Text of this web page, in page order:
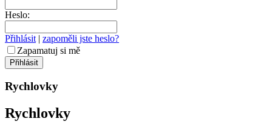
Heslo:
Přihlásit | zapoměli jste heslo?
Zapamatuj si mě
Rychlovky
Rychlovky